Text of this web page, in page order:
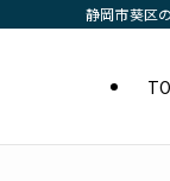
静岡市葵区